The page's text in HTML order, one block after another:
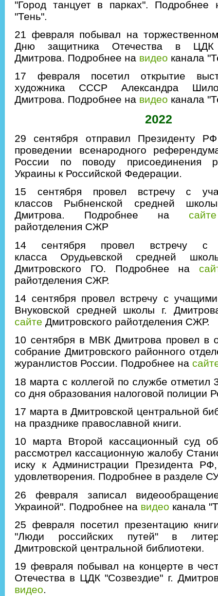
"Город танцует в парках".
"Тень".
21 февраля побывал на
Дню защитника Отечества в ЦДК
Дмитрова. Подробнее на видео канала
17 февраля посетил открытие
художника СССР Александра
Дмитрова. Подробнее на видео канала
2022
29 сентября отправил Президенту
проведении всенародного
России по поводу присоединения
Украины к Российской Федерации.
15 сентября провел встречу с
классов Рыбненской средней
Дмитрова. Подробнее на сайте
райотделения СЖР
14 сентября провел встречу с
класса Орудьевской средней
Дмитровского ГО. Подробнее на
райотделения СЖР.
14 сентября провел встречу с
Внуковской средней школы г.
сайте Дмитровского райотделения СЖР.
10 сентября в МВК Дмитрова провел в
собрание Дмитровского районного
журанлистов России. Подробнее на
18 марта с коллегой по службе отметил
со дня образования налоговой полиции
17 марта в Дмитровской центральной
на празднике православной книги.
10 марта Второй кассационный суд
рассмотрел кассационную жалобу
иску к Администрации Президента
удовлетворения. Подробнее в разделе
26 февраля записал
Украиной". Подробнее на видео канала
25 февраля посетил презентацию
"Люди российских путей" в
Дмитровской центральной библиотеки.
19 февраля побывал на концерте в
Отечества в ЦДК "Созвездие" г.
видео.